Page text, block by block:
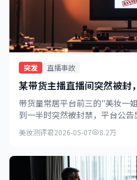
突发 直播事故
某带货主播直播间突然被封
带货量常居平台前三的"美妆一
到一半时突然被封禁，平台公
涉嫌造假。
美妆测评君2026-05-07 8.2万